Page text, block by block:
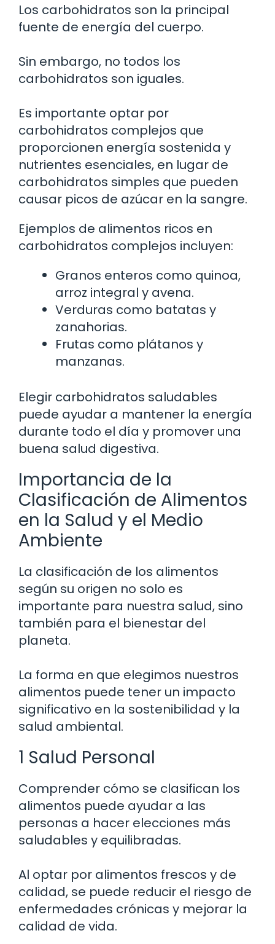
Los carbohidratos son la principal
fuente de energía del cuerpo.
Sin embargo, no todos los
carbohidratos son iguales.
Es importante optar por
carbohidratos complejos que
proporcionen energía sostenida y
nutrientes esenciales, en lugar de
carbohidratos simples que pueden
causar picos de azúcar en la sangre.
Ejemplos de alimentos ricos en
carbohidratos complejos incluyen:
Granos enteros como quinoa,
arroz integral y avena.
Verduras como batatas y
zanahorias.
Frutas como plátanos y
manzanas.
Elegir carbohidratos saludables
puede ayudar a mantener la energía
durante todo el día y promover una
buena salud digestiva.
Importancia de la
Clasificación de Alimentos
en la Salud y el Medio
Ambiente
La clasificación de los alimentos
según su origen no solo es
importante para nuestra salud, sino
también para el bienestar del
planeta.
La forma en que elegimos nuestros
alimentos puede tener un impacto
significativo en la sostenibilidad y la
salud ambiental.
1 Salud Personal
Comprender cómo se clasifican los
alimentos puede ayudar a las
personas a hacer elecciones más
saludables y equilibradas.
Al optar por alimentos frescos y de
calidad, se puede reducir el riesgo de
enfermedades crónicas y mejorar la
calidad de vida.